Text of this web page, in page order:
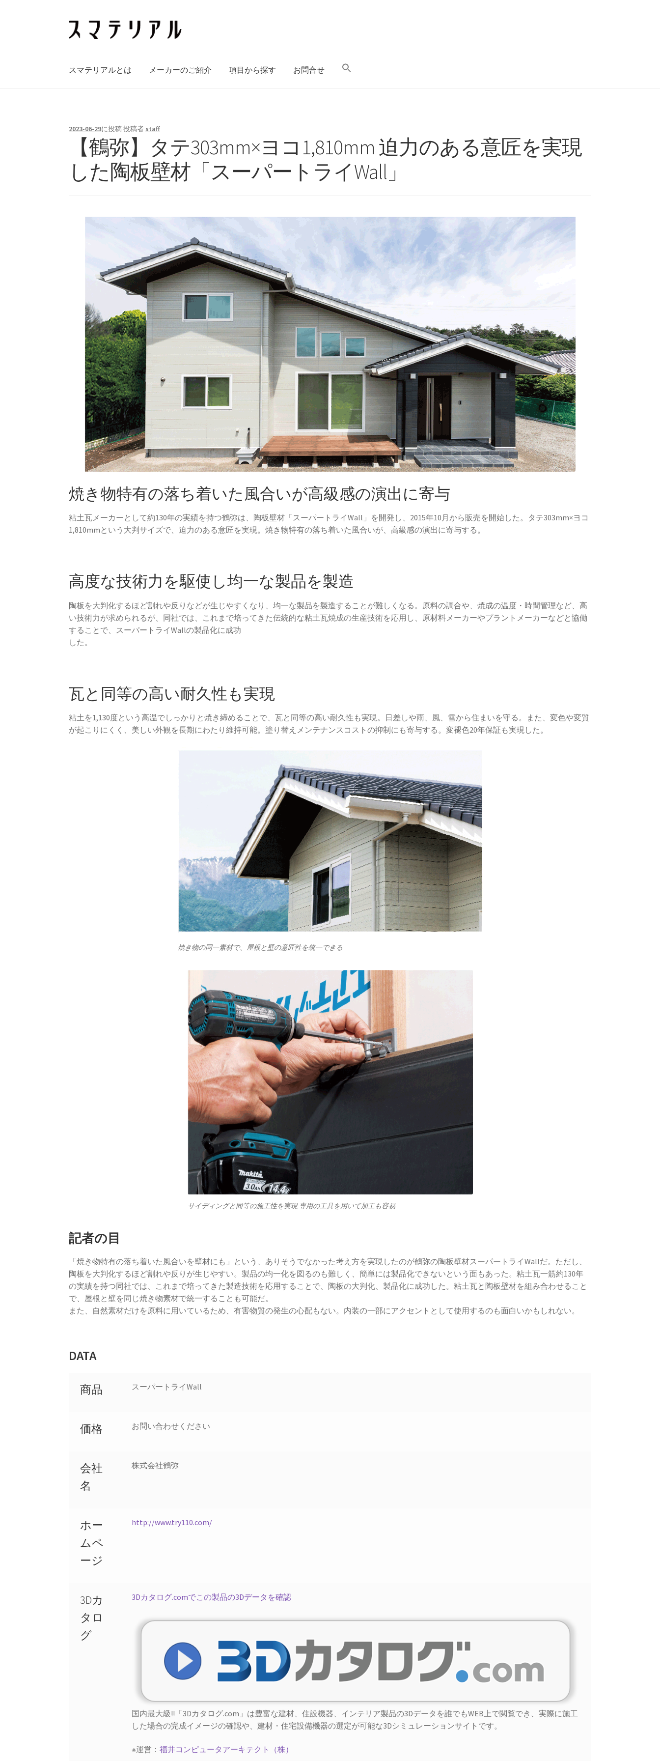
ナ
ビ
シ
コ
ン
ツ
スマテリアルとは メーカーのご紹介 項目から探す お問合せ
2023-06-29に投稿投稿者 staff
【鶴弥】タテ303mm×ヨコ1,810mm 迫力のある意匠を実現
した陶板壁材「スーパートライWall」
焼き物特有の落ち着いた風合いが高級感の演出に寄与
粘土瓦メーカーとして約130年の実績を持つ鶴弥は、陶板壁材「スーパートライWall」を開発し、2015年10月から販売を開始した。タテ303mm×ヨコ
1,810mmという大判サイズで、迫力のある意匠を実現。焼き物特有の落ち着いた風合いが、高級感の演出に寄与する。
高度な技術力を駆使し均一な製品を製造
陶板を大判化するほど割れや反りなどが生じやすくなり、均一な製品を製造することが難しくなる。原料の調合や、焼成の温度・時間管理など、高
い技術力が求められるが、同社では、これまで培ってきた伝統的な粘土瓦焼成の生産技術を応用し、原材料メーカーやプラントメーカーなどと協働
することで、スーパートライWallの製品化に成功
した。
瓦と同等の高い耐久性も実現
粘土を1,130度という高温でしっかりと焼き締めることで、瓦と同等の高い耐久性も実現。日差しや雨、風、雪から住まいを守る。また、変色や変質
が起こりにくく、美しい外観を長期にわたり維持可能。塗り替えメンテナンスコストの抑制にも寄与する。変褪色20年保証も実現した。
焼き物の同一素材で、屋根と壁の意匠性を統一できる
サイディングと同等の施工性を実現 専用の工具を用いて加工も容易
記者の目
「焼き物特有の落ち着いた風合いを壁材にも」という、ありそうでなかった考え方を実現したのが鶴弥の陶板壁材スーパートライWallだ。ただし、
陶板を大判化するほど割れや反りが生じやすい。製品の均一化を図るのも難しく、簡単には製品化できないという面もあった。粘土瓦一筋約130年
の実績を持つ同社では、これまで培ってきた製造技術を応用することで、陶板の大判化、製品化に成功した。粘土瓦と陶板壁材を組み合わせること
で、屋根と壁を同じ焼き物素材で統一することも可能だ。
また、自然素材だけを原料に用いているため、有害物質の発生の心配もない。内装の一部にアクセントとして使用するのも面白いかもしれない。
DATA
商品 スーパートライWall
価格 お問い合わせください
会社
名
株式会社鶴弥
ホー
ムペ
ージ
http://www.try110.com/
3Dカ
タロ
グ
3Dカタログ.comでこの製品の3Dデータを確認
国内最大級!!「3Dカタログ.com」は豊富な建材、住設機器、インテリア製品の3Dデータを誰でもWEB上で閲覧でき、実際に施工
した場合の完成イメージの確認や、建材・住宅設備機器の選定が可能な3Dシミュレーションサイトです。
※運営： 福井コンピュータアーキテクト（株）